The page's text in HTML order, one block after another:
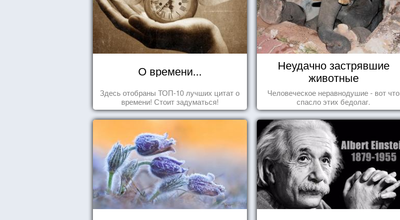
О времени...
Здесь отобраны ТОП-10 лучших цитат о
времени! Стоит задуматься!
Неудачно застрявшие
животные
Человеческое неравнодушие - вот что
спасло этих бедолаг.